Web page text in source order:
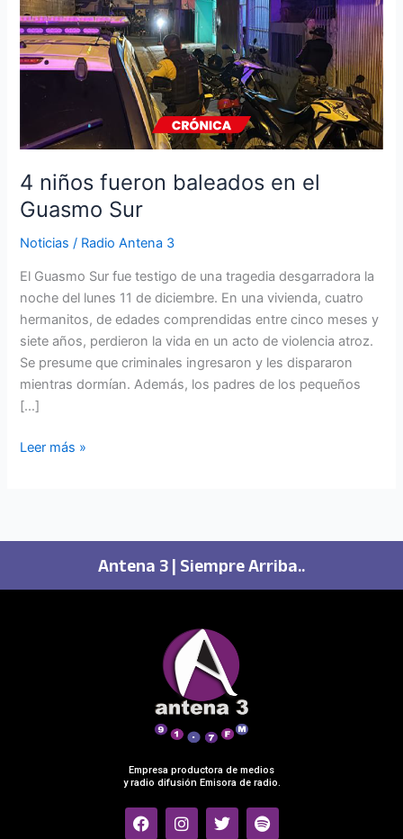
4 niños fueron baleados en el
Guasmo Sur
Noticias / Radio Antena 3
El Guasmo Sur fue testigo de una tragedia desgarradora la
noche del lunes 11 de diciembre. En una vivienda, cuatro
hermanitos, de edades comprendidas entre cinco meses y
siete años, perdieron la vida en un acto de violencia atroz.
Se presume que criminales ingresaron y les dispararon
mientras dormían. Además, los padres de los pequeños
[…]
fueron
baleados
en
el
Guasmo
Leer más »
Antena 3 | Siempre Arriba..
Empresa productora de medios
y radio difusión Emisora de radio.
F
a
I
n
T
w
S
p